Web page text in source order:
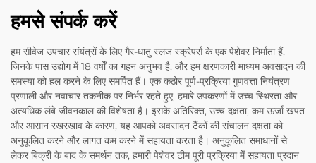
हमसे संपर्क करें
हम सीवेज उपचार संयंत्रों के लिए गैर-धातु स्लज स्क्रेपर्स के एक पेशेवर निर्माता हैं,
जिनके पास उद्योग में 18 वर्षों का गहन अनुभव है, और हम क्षरणकारी माध्यम अवसादन की
समस्या को हल करने के लिए समर्पित हैं। एक कठोर पूर्ण-प्रक्रिया गुणवत्ता नियंत्रण
प्रणाली और नवाचार तकनीक पर निर्भर रहते हुए, हमारे उपकरणों में उच्च स्थिरता और
अत्यधिक लंबे जीवनकाल की विशेषता है। इसके अतिरिक्त, उच्च दक्षता, कम ऊर्जा खपत
और आसान रखरखाव के कारण, यह आपको अवसादन टैंकों की संचालन दक्षता को
अनुकूलित करने और लागत कम करने में सहायता करता है। अनुकूलित समाधानों से
लेकर बिक्री के बाद के समर्थन तक, हमारी पेशेवर टीम पूरी प्रक्रिया में सहायता प्रदान